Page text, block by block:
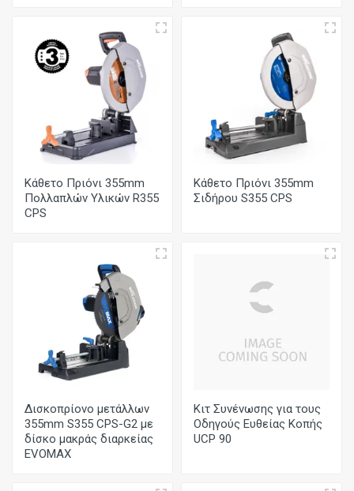
Κάθετο Πριόνι 355mm
Πολλαπλών Υλικών R355
CPS
Κάθετο Πριόνι 355mm
Σιδήρου S355 CPS
Δισκοπρίονο μετάλλων
355mm S355 CPS-G2 με
δίσκο μακράς διαρκείας
EVOMAX
Κιτ Συνένωσης για τους
Οδηγούς Ευθείας Κοπής
UCP 90